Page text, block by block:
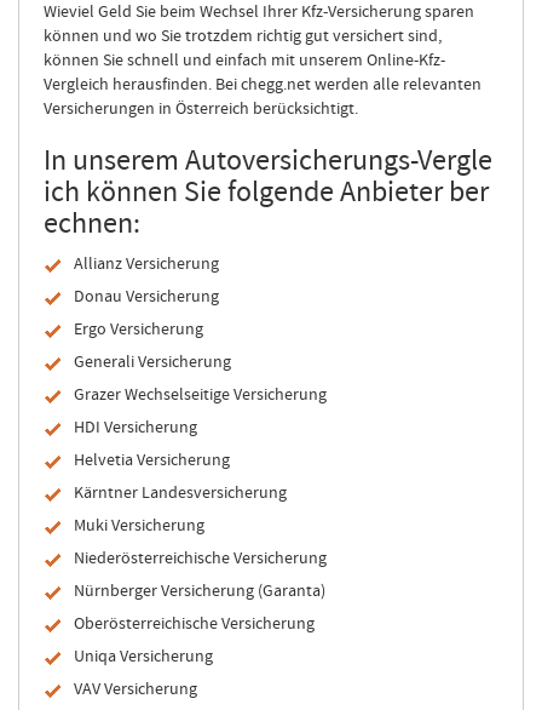
Wieviel Geld Sie beim Wechsel Ihrer Kfz-Versicherung sparen
können und wo Sie trotzdem richtig gut versichert sind,
können Sie schnell und einfach mit unserem Online-Kfz-
Vergleich herausfinden. Bei chegg.net werden alle relevanten
Versicherungen in Österreich berücksichtigt.
In unserem Autoversicherungs-Vergle
ich können Sie folgende Anbieter ber
echnen:
Allianz Versicherung
Donau Versicherung
Ergo Versicherung
Generali Versicherung
Grazer Wechselseitige Versicherung
HDI Versicherung
Helvetia Versicherung
Kärntner Landesversicherung
Muki Versicherung
Niederösterreichische Versicherung
Nürnberger Versicherung (Garanta)
Oberösterreichische Versicherung
Uniqa Versicherung
VAV Versicherung